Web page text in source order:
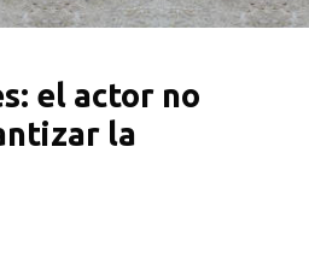
el actor no
la